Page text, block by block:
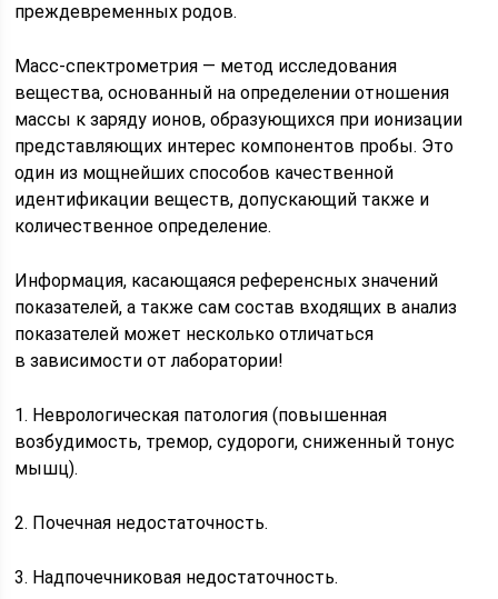
преждевременных родов.
Масс-спектрометрия — метод исследования
вещества, основанный на определении отношения
массы к заряду ионов, образующихся при ионизации
представляющих интерес компонентов пробы. Это
один из мощнейших способов качественной
идентификации веществ, допускающий также и
количественное определение.
Информация, касающаяся референсных значений
показателей, а также сам состав входящих в анализ
показателей может несколько отличаться
в зависимости от лаборатории!
1. Неврологическая патология (повышенная
возбудимость, тремор, судороги, сниженный тонус
мышц).
2. Почечная недостаточность.
3. Надпочечниковая недостаточность.